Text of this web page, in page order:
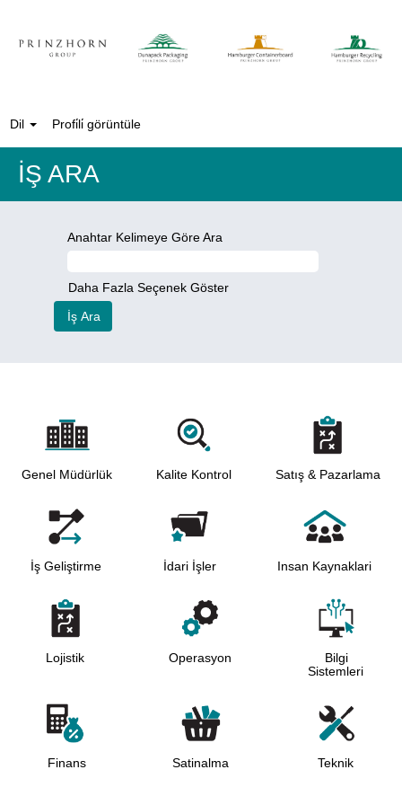
Dil Profi̇li̇ görüntüle
İŞ ARA
Anahtar Kelimeye Göre Ara
Daha Fazla Seçenek Göster
Genel Müdürlük Kalite Kontrol Satış & Pazarlama
İş Geliştirme İdari İşler Insan Kaynaklari
Lojistik Operasyon
Bilgi
Sistemleri
Finans Satinalma Teknik